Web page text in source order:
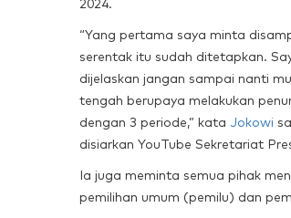
2024.
“Yang pertama saya minta
serentak itu sudah ditetapkan.
dijelaskan jangan sampai nanti
tengah berupaya melakukan
dengan 3 periode,” kata Jokowi
disiarkan YouTube Sekretariat
Ia juga meminta semua pihak
pemilihan umum (pemilu) dan